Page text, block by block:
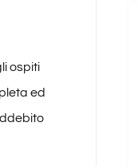
ospiti
ed